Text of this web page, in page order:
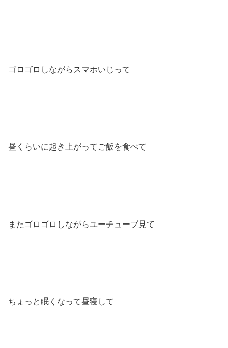
ゴロゴロしながらスマホいじって
昼くらいに起き上がってご飯を食べて
またゴロゴロしながらユーチューブ見て
ちょっと眠くなって昼寝して